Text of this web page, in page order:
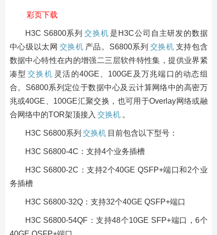
彩页下载
H3C S6800系列 交换机 是H3C公司自主研发的数据
中心级以太网 交换机 产品。S6800系列 交换机 支持包含
数据中心特性在内的增强二三层软件特性集，提供业界紧
凑型 交换机 灵活的40GE、100GE及万兆端口的动态组
合。S6800系列定位于数据中心及云计算网络中的高密万
兆或40GE、100GE汇聚交换，也可用于Overlay网络或融
合网络中的TOR架顶接入 交换机 。
H3C S6800系列 交换机 目前包含以下型号：
H3C S6800-4C：支持4个业务插槽
H3C S6800-2C：支持2个40GE QSFP+端口和2个业
务插槽
H3C S6800-32Q：支持32个40GE QSFP+端口
H3C S6800-54QF：支持48个10GE SFP+端口，6个